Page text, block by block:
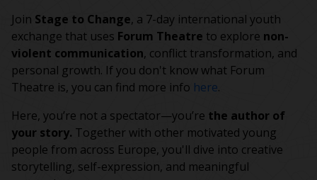
Join Stage to Change, a 7-day international youth
exchange that uses Forum Theatre to explore non-
violent communication, conflict transformation, and
personal growth. If you don't know what Forum
Theatre is, you can find more info here.
Here, you’re not a spectator—you’re the author of
your story. Together with other motivated young
people from across Europe, you'll dive into creative
storytelling, self-expression, and meaningful